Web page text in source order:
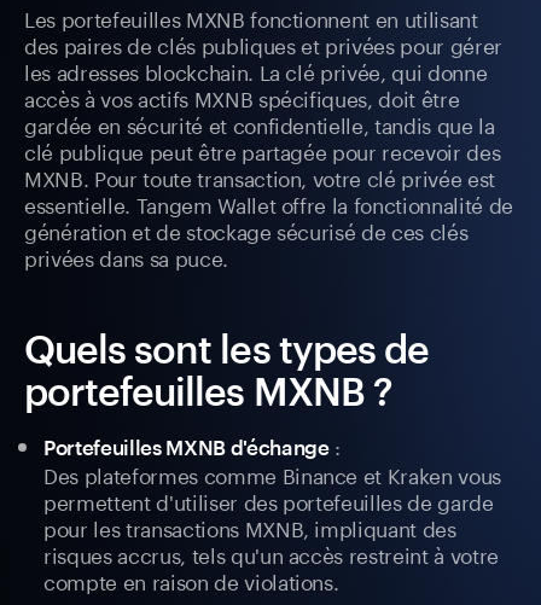
Les portefeuilles MXNB fonctionnent en utilisant
des paires de clés publiques et privées pour gérer
les adresses blockchain. La clé privée, qui donne
accès à vos actifs MXNB spécifiques, doit être
gardée en sécurité et confidentielle, tandis que la
clé publique peut être partagée pour recevoir des
MXNB. Pour toute transaction, votre clé privée est
essentielle. Tangem Wallet offre la fonctionnalité de
génération et de stockage sécurisé de ces clés
privées dans sa puce.
Quels sont les types de
portefeuilles MXNB ?
Portefeuilles MXNB d'échange:
Des plateformes comme Binance et Kraken vous
permettent d'utiliser des portefeuilles de garde
pour les transactions MXNB, impliquant des
risques accrus, tels qu'un accès restreint à votre
compte en raison de violations.